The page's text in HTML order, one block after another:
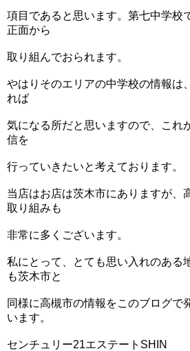
項目であると思います。第七中学校
正面から
取り組んでおられます。
やはりそのエリアの中学校の情報は
れば
気になる所だと思いますので、これ
信を
行っていきたいと考えております。
当店はお店は茨木市にありますが、
取り組みも
非常に多くございます。
私にとって、とても思い入れのある
も茨木市と
同様に高槻市の情報をこのブログで
います。
センチュリー21エステートSHIN